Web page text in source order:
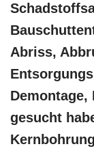
Abriss,
Demontage,
gesucht